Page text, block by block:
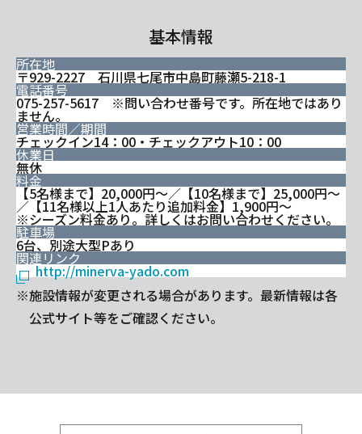
基本情報
所在地
〒929-2227 石川県七尾市中島町藤瀬5-218-1
電話番号
075-257-5617 ※問い合わせ番号です。所在地ではあり
ません。
営業時間／期間
チェックイン14：00・チェックアウト10：00
休業日
無休
料金
【5名様まで】20,000円～／【10名様まで】25,000円～
／【11名様以上1人あたり追加料金】1,900円～
※シーズン料金あり。詳しくはお問い合わせください。
駐車場
6台、別途大型Pあり
関連リンク
http://minerva-yado.com
※施設情報が変更される場合があります。最新情報は各
公式サイト等をご確認ください。